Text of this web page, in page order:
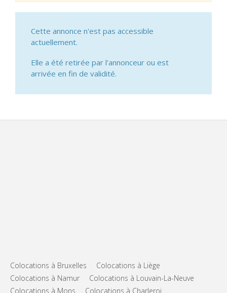
Cette annonce n'est pas accessible
actuellement.
Elle a été retirée par l'annonceur ou est
arrivée en fin de validité.
Colocations à Bruxelles
Colocations à Liège
Colocations à Namur
Colocations à Louvain-La-Neuve
Colocations à Mons
Colocations à Charleroi